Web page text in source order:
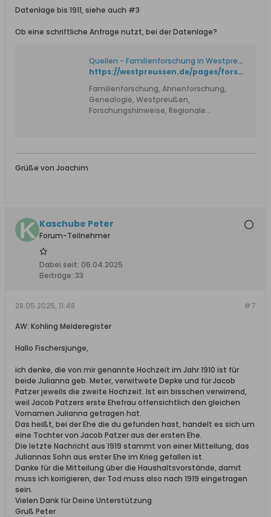
Datenlage bis 1911, siehe auch #3
Ob eine schriftliche Anfrage nutzt, bei der Datenlage?
Quellen - Familienforschung in Westpreußen
https://westpreussen.de/pages/forschungshilfen/standesamtsregister/quellen.php?ID=225
Familienforschung, Ahnenforschung,
Genealogie, Westpreußen,
Forschungshinweise, Regionale
Standesamt, Kirchenbücher, Berent,
Schlochau, Schwetz,Strasburg, Stuhm,
Thorn, Tuchel, Kulmer Land, deutsche
Flüchtlinge in Dänemark
Grüße von Joachim
Kaschube Peter
Forum-Teilnehmer
Dabei seit: 06.04.2025
Beiträge: 33
#7
28.05.2025, 11:48
AW: Kohling Melderegister
Hallo Fischersjunge,
ich denke, die von mir genannte Hochzeit im Jahr 1910 ist für
beide Julianna geb. Meter, verwitwete Depke und für Jacob
Patzer jeweils die zweite Hochzeit. Ist ein bisschen verwirrend,
weil Jacob Patzers erste Ehefrau offensichtlich den gleichen
Vornamen Julianna getragen hat.
Das heißt, bei der Ehe die du gefunden hast, handelt es sich um
eine Tochter von Jacob Patzer aus der ersten Ehe.
Die letzte Nachricht aus 1919 stammt von einer Mitteilung, das
Juliannas Sohn aus erster Ehe im Krieg gefallen ist.
Danke für die Mitteilung über die Haushaltsvorstände, damit
muss ich korrigieren, der Tod muss also nach 1919 eingetragen
sein.
Vielen Dank für Deine Unterstützung
Gruß Peter